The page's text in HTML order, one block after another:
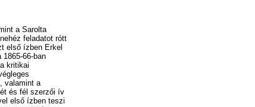
a Sarolta
feladatot rótt
első ízben Erkel
66-ban
kritikai
valamint a
és fél szerzői ív
első ízben teszi